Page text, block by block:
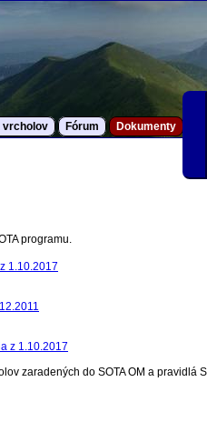
vrcholov Fórum Dokumenty
programu.
1.10.2017
z 1.10.2017
zaradených do SOTA OM a pravidlá